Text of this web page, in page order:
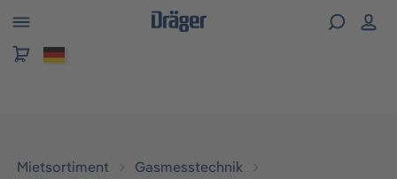
springen
Mietsortiment
Gasmesstechnik